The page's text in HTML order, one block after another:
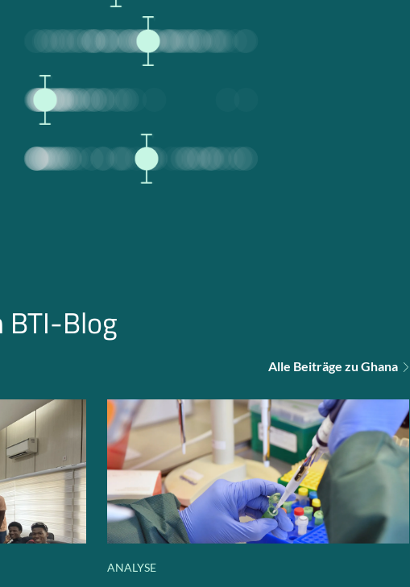
BTI-Blog
Alle Beiträge zu Ghana
ANALYSE